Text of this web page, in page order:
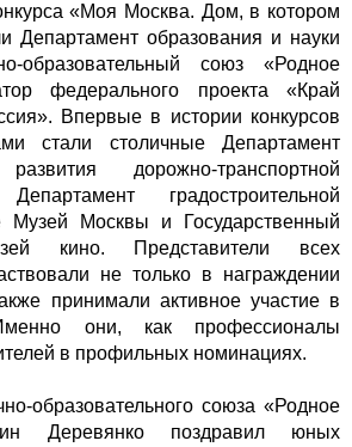
«Моя Москва. Дом, в котором
Департамент образования и науки
образовательный союз «Родное
федерального проекта «Край
Впервые в истории конкурсов
стали столичные Департамент
дорожно-транспортной
градостроительной
Музей Москвы и Государственный
кино. Представители всех
не только в награждении
принимали активное участие в
они, как профессионалы
в профильных номинациях.
образовательного союза «Родное
Деревянко поздравил юных